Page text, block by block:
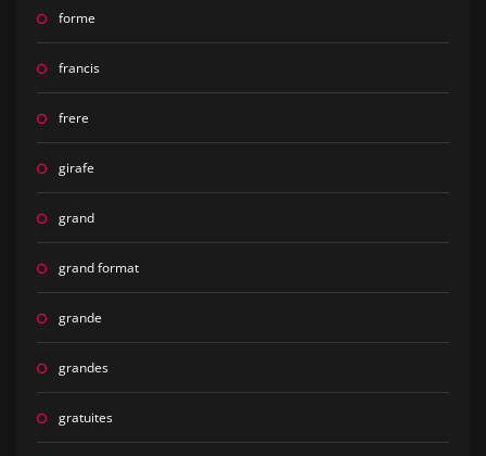
forme
francis
frere
girafe
grand
grand format
grande
grandes
gratuites